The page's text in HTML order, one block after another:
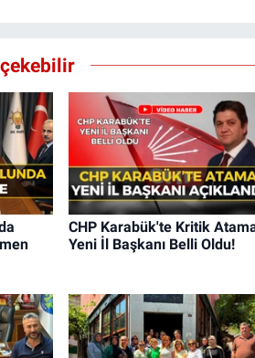
CHP Karabük'te Kritik
Yeni İl Başkanı Belli Oldu!